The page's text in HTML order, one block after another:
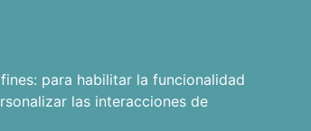
para habilitar la funcionalidad
las interacciones de